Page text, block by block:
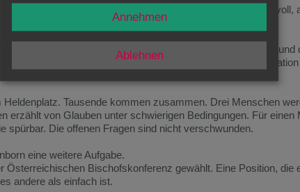
würdevoll,
indirekt.
sprichtüber und
Blick –und doch Situation
Heldenplatz. Tausende kommen zusammen. Drei Menschen
erzählt von Glauben unter schwierigen Bedingungen. Für einen
spürbar. Die offenen Fragen sind nicht verschwunden.
eine weitereAufgabe.
Österreichischen Bischofskonferenz gewählt. Eine Position, die
andere als einfach ist.
Ablehnen
Annehmen